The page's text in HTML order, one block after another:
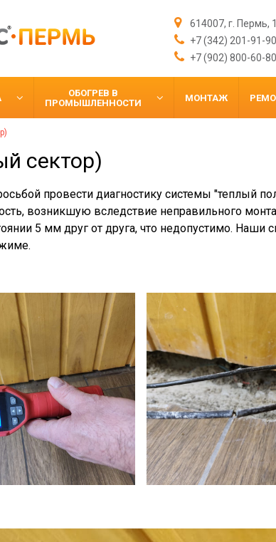
614007, г. Пермь,
+7 (342) 201-91-90
+7 (902) 800-60-80
ОБОГРЕВ В
ПРОМЫШЛЕННОСТИ
МОНТАЖ
сектор)
провести диагностику системы
возникшую вследствие неправильного
5 мм друг от друга, что недопустимо.